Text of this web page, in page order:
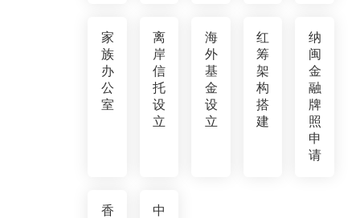
家
族
办
公
室
离
岸
信
托
设
立
海
外
基
金
设
立
红
筹
架
构
搭
建
纳
闽
金
融
牌
照
申
请
香
中